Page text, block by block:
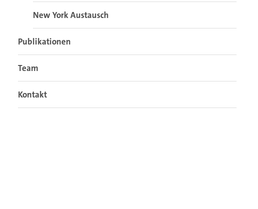
New York Austausch
Publikationen
Team
Kontakt